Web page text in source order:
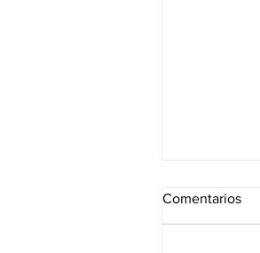
Comentarios